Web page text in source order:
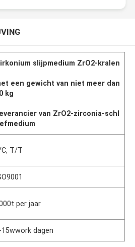
slijpmedium ZrO2-kralen
een gewicht van niet meer dan
kg
van ZrO2-zirconia-schl
C, T/T
per jaar
15wwork dagen